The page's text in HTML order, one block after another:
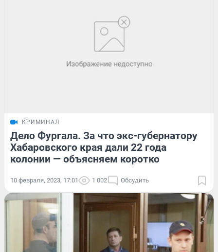
КРИМИНАЛ
Дело Фургала. За что экс-губернатору
Хабаровского края дали 22 года
колонии — объясняем коротко
10 февраля, 2023, 17:01 1 002 Обсудить